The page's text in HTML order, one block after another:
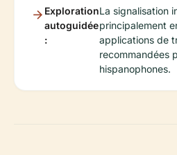
Exploration
autoguidée
:
La signalisation
principalement
applications de
recommandées
hispanophones.